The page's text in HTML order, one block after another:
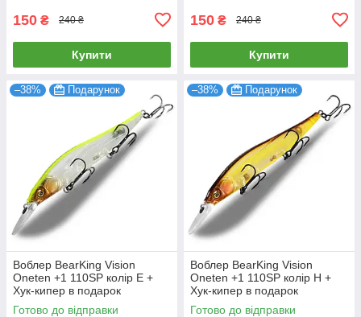
150 ₴ 240 ₴
Купити
150 ₴ 240 ₴
Купити
–38% Подарунок
Воблер BearKing Vision
Oneten +1 110SP колір E +
Хук-кипер в подарок
Готово до відправки
–38% Подарунок
Воблер BearKing Vision
Oneten +1 110SP колір H +
Хук-кипер в подарок
Готово до відправки